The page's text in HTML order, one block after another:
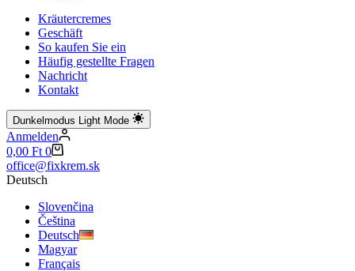
Kräutercremes
Geschäft
So kaufen Sie ein
Häufig gestellte Fragen
Nachricht
Kontakt
Dunkelmodus Light Mode
Anmelden
Warenkorb
0,00 Ft 0
office@fixkrem.sk
Deutsch
Slovenčina
Čeština
Deutsch
Magyar
Français